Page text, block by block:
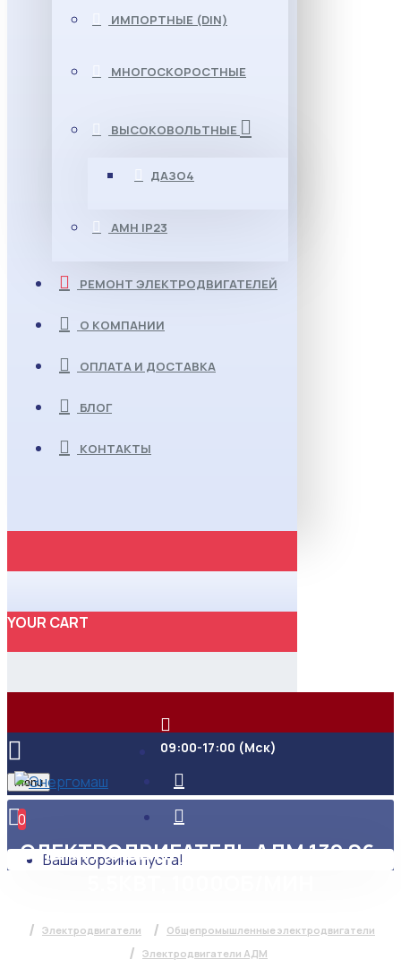
ИМПОРТНЫЕ (DIN)
МНОГОСКОРОСТНЫЕ
ВЫСОКОВОЛЬТНЫЕ
ДАЗО4
АМН IP23
РЕМОНТ ЭЛЕКТРОДВИГАТЕЛЕЙ
О КОМПАНИИ
ОПЛАТА И ДОСТАВКА
БЛОГ
КОНТАКТЫ
YOUR CART
09:00-17:00 (Мск)
Menu
0
Ваша корзина пуста!
ЭЛЕКТРОДВИГАТЕЛЬ АДМ 132 S6,
Электродвигатели
Общепромышленные электродвигатели
Электродвигатели АДМ